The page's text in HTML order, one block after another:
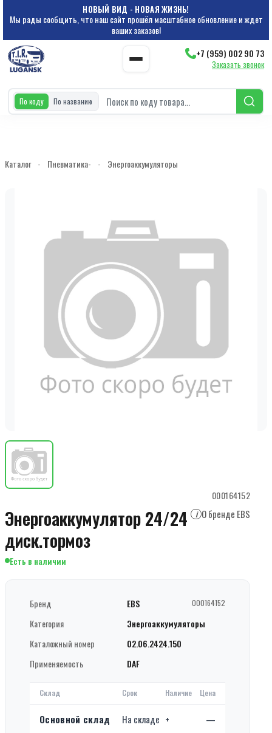
НОВЫЙ ВИД - НОВАЯ ЖИЗНЬ!
Мы рады сообщить, что наш сайт прошёл масштабное обновление и ждет
ваших заказов!
+7 (959) 002 90 73
Заказать звонок
По коду По названию
Каталог - Пневматика- - Энергоаккумуляторы
000164152
Энергоаккумулятор 24/24
диск.тормоз
i О бренде EBS
Есть в наличии
Бренд EBS 000164152
Категория
Энергоаккумуляторы
Каталожный номер
02.06.2424.150
Применяемость
DAF
Склад Срок Наличие Цена
Основной склад На складе + —